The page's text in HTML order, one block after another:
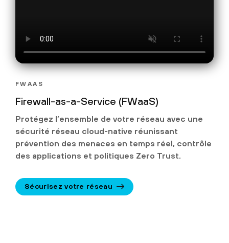
FWAAS
Firewall-as-a-Service (FWaaS)
Protégez l’ensemble de votre réseau avec une
sécurité réseau cloud-native réunissant
prévention des menaces en temps réel, contrôle
des applications et politiques Zero Trust.
Sécurisez votre réseau